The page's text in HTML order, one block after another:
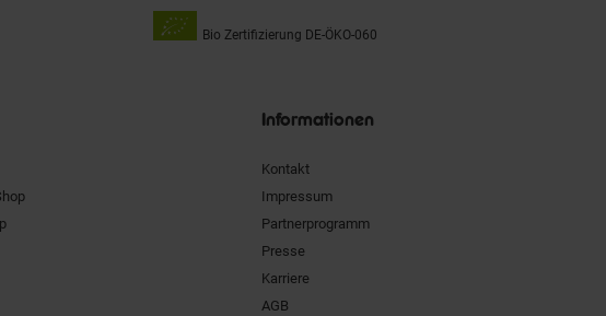
Bio Zertifizierung DE-ÖKO-060
Informationen
Kontakt
Impressum
Partnerprogramm
Presse
Karriere
AGB